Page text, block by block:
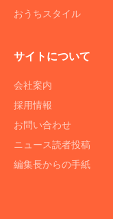
おうちスタイル
サイトについて
会社案内
採用情報
お問い合わせ
ニュース読者投稿
編集長からの手紙